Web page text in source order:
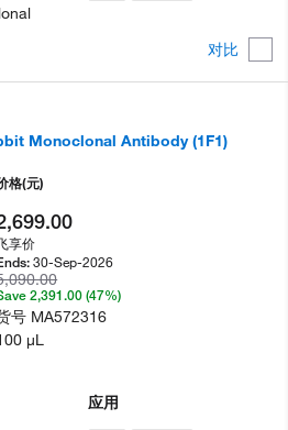
对比
Monoclonal Antibody (1F1)
应用
格(元)
享价
30-Sep-2026
2,391.00 (47%)
号 MA572316
µL